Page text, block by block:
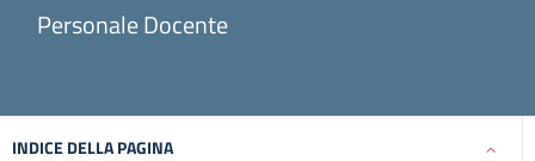
Personale Docente
INDICE DELLA PAGINA